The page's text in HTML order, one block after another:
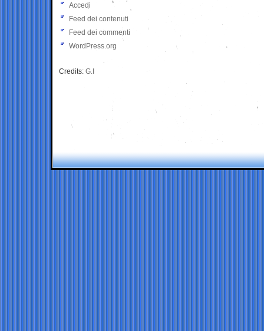
Accedi
Feed dei contenuti
Feed dei commenti
WordPress.org
Credits: G.I